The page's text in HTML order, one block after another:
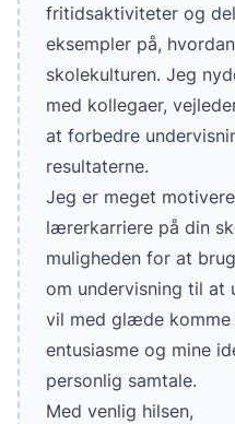
fritidsaktiviteter og
eksempler på,
skolekulturen. Jeg
med kollegaer,
at forbedre
resultaterne.
Jeg er meget
lærerkarriere på din
muligheden for at
om undervisning til at
vil med glæde
entusiasme og mine
personlig samtale.
Med venlig hilsen,